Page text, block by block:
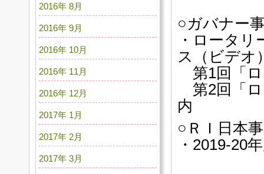
○ガバナー
・ロータ
ス（ビデオ
第1回「ロ
第2回「ロ
内
○ＲＩ日本
・2019-20
2016年 8月
2016年 9月
2016年 10月
2016年 11月
2016年 12月
2017年 1月
2017年 2月
2017年 3月